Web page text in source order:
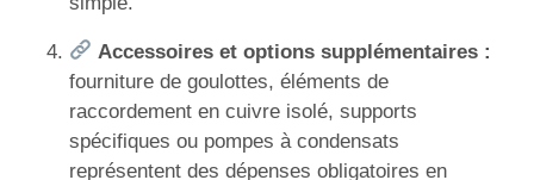
Accessoires et options supplémentaires :
fourniture de goulottes, éléments de
raccordement en cuivre isolé, supports
spécifiques ou pompes à condensats
représentent des dépenses obligatoires en